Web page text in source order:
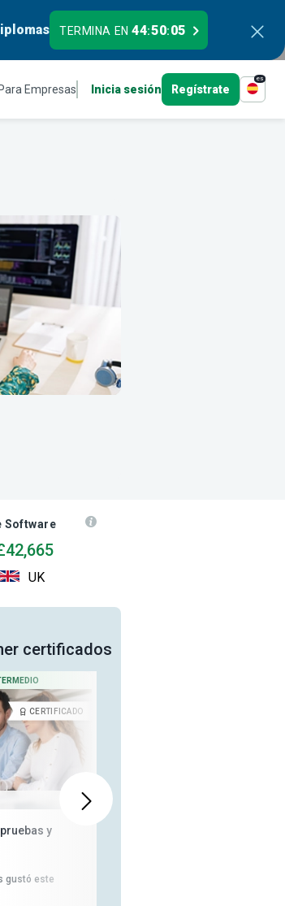
TERMINA EN44:50:04
Para Empresas Inicia sesión Regístrate
es
Software
UK
certificados
CERTIFICADO
y
gustó este